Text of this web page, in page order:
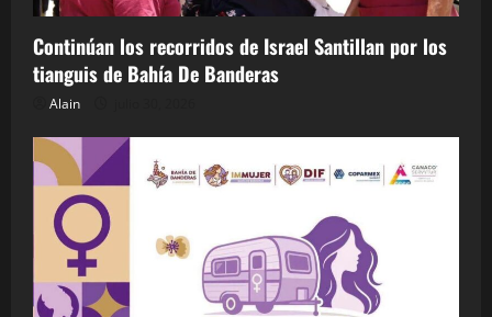
Continúan los recorridos de Israel Santillan por los
tianguis de Bahía De Banderas
Alain